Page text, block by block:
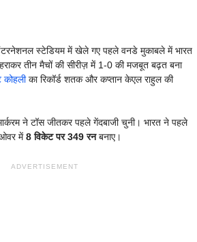
स्टेडियम में खेले गए पहले वनडे मुकाबले में भारत
तीन मैचों की सीरीज़ में 1-0 की मजबूत बढ़त बना
कोहलीका रिकॉर्ड शतक और कप्तान केएल राहुल की
ने टॉस जीतकर पहले गेंदबाजी चुनी। भारत ने पहले
ओवर में8 विकेट पर 349 रनबनाए।
ADVERTISEMENT